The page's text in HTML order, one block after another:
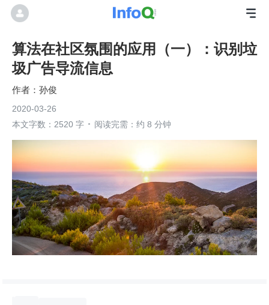
算法在社区氛围的应用（一）：识别垃
圾广告导流信息
孙俊
2020-03-26
本文字数：2520 字
阅读完需：约 8 分钟